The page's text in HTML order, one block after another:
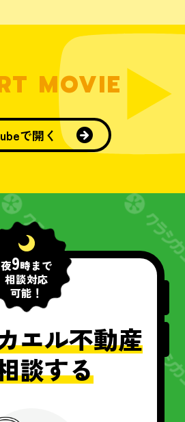
MOVIE
で開く
夜9時まで
相談対応
可能！
エル不動産
談する